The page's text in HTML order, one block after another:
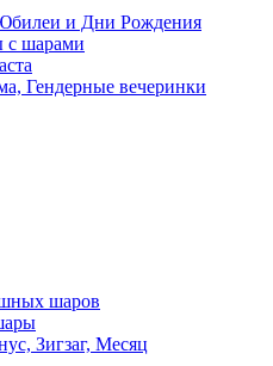
и Дни Рождения
с шарами
Гендерные вечеринки
шаров
Зигзаг, Месяц